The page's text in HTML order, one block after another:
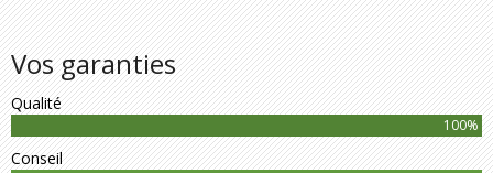
Vos garanties
Qualité
100%
Conseil